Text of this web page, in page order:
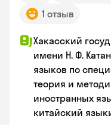
1 отзыв
Хакасский
имени Н. Ф.
языков по
теория и
иностранных
китайский